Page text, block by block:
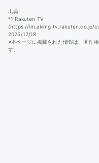
出典
*1 Rakuten TV
(https://im.akimg.tv.rakuten.co.jp/
2025/12/18
※本ページに掲載された情報は、著作
す。